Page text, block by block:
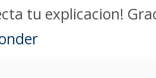
tu explicacion!